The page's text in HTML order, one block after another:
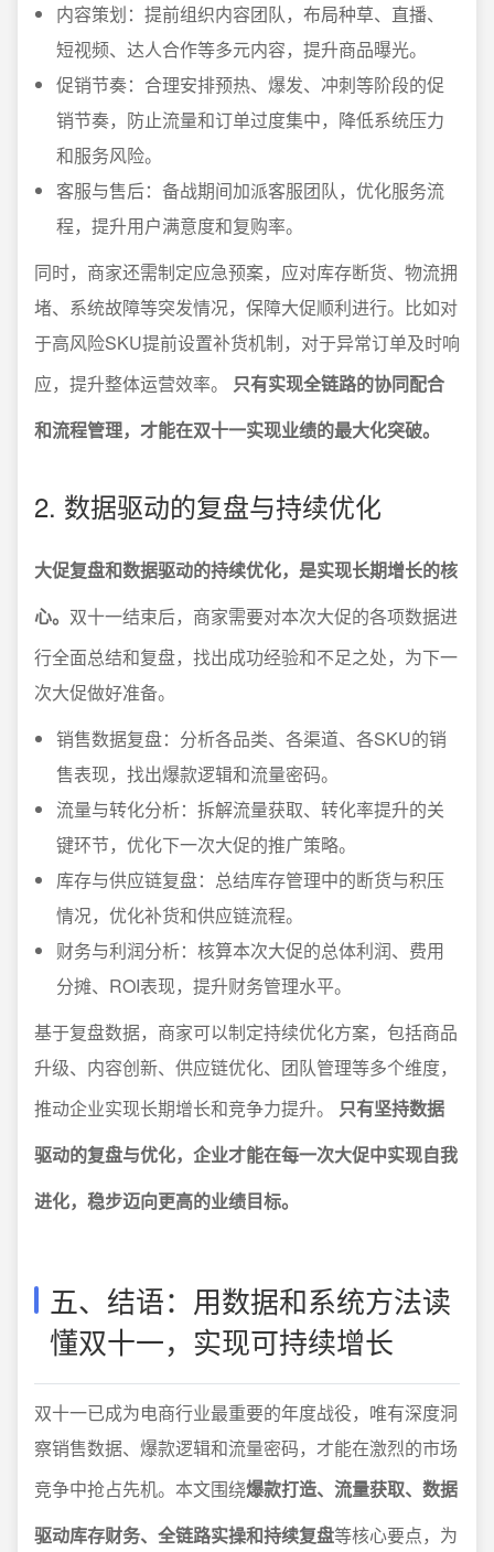
内容策划：提前组织内容团队，布局种草、直播、
短视频、达人合作等多元内容，提升商品曝光。
促销节奏：合理安排预热、爆发、冲刺等阶段的促
销节奏，防止流量和订单过度集中，降低系统压力
和服务风险。
客服与售后：备战期间加派客服团队，优化服务流
程，提升用户满意度和复购率。
同时，商家还需制定应急预案，应对库存断货、物流拥
堵、系统故障等突发情况，保障大促顺利进行。比如对
于高风险SKU提前设置补货机制，对于异常订单及时响
应，提升整体运营效率。 只有实现全链路的协同配合
和流程管理，才能在双十一实现业绩的最大化突破。
2. 数据驱动的复盘与持续优化
大促复盘和数据驱动的持续优化，是实现长期增长的核
心。 双十一结束后，商家需要对本次大促的各项数据进
行全面总结和复盘，找出成功经验和不足之处，为下一
次大促做好准备。
销售数据复盘：分析各品类、各渠道、各SKU的销
售表现，找出爆款逻辑和流量密码。
流量与转化分析：拆解流量获取、转化率提升的关
键环节，优化下一次大促的推广策略。
库存与供应链复盘：总结库存管理中的断货与积压
情况，优化补货和供应链流程。
财务与利润分析：核算本次大促的总体利润、费用
分摊、ROI表现，提升财务管理水平。
基于复盘数据，商家可以制定持续优化方案，包括商品
升级、内容创新、供应链优化、团队管理等多个维度，
推动企业实现长期增长和竞争力提升。 只有坚持数据
驱动的复盘与优化，企业才能在每一次大促中实现自我
进化，稳步迈向更高的业绩目标。
五、结语：用数据和系统方法读
懂双十一，实现可持续增长
双十一已成为电商行业最重要的年度战役，唯有深度洞
察销售数据、爆款逻辑和流量密码，才能在激烈的市场
竞争中抢占先机。本文围绕爆款打造、流量获取、数据
驱动库存财务、全链路实操和持续复盘等核心要点，为